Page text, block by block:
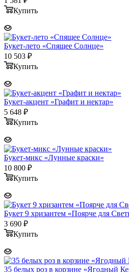
Купить
Букет-лето «Спящее Солнце»
10 503 ₽
Купить
Букет-акцент «Графит и нектар»
5 648 ₽
Купить
Букет-микс «Лунные краски»
10 800 ₽
Купить
Букет 9 хризантем «Поярче для
3 690 ₽
Купить
35 белых роз в корзине «Ягодный